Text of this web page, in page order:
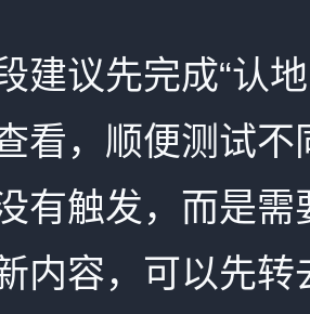
建议先完成“认
看，顺便测试
有触发，而是
内容，可以先